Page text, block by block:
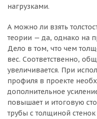
нагрузками.
А можно ли взять
теории — да, однако на
Дело в том, что чем
вес. Соответственно,
увеличивается. При
профиля в проекте
дополнительное
повышает и итоговую
трубы с толщиной